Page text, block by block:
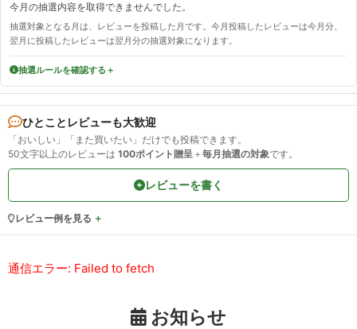
今月の抽選内容を取得できませんでした。
抽選対象となる月は、レビューを投稿した月です。今月投稿したレビューは今月分、
翌月に投稿したレビューは翌月分の抽選対象になります。
抽選ルールを確認する
ひとことレビューも大歓迎
「おいしい」「また買いたい」だけでも投稿できます。
50文字以上のレビューは 100ポイント贈呈 ＋ 毎月抽選の対象です。
レビューを書く
レビュー例を見る
通信エラー: Failed to fetch
お知らせ